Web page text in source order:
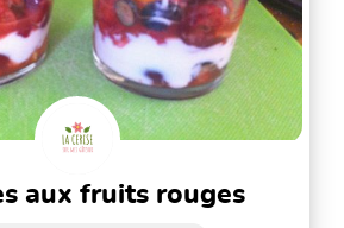
aux fruits rouges